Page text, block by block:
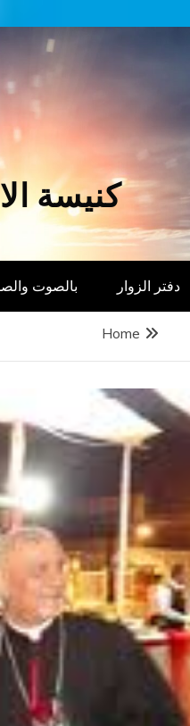
كنيسة
دفتر الزوار بالصوت
Home